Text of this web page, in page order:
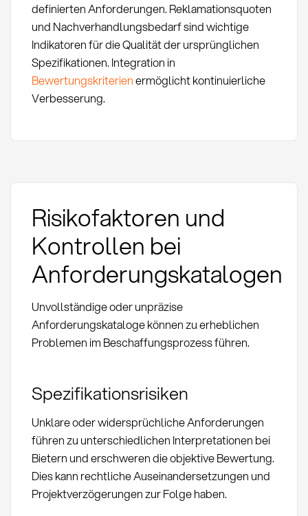
definierten Anforderungen. Reklamationsquoten
und Nachverhandlungsbedarf sind wichtige
Indikatoren für die Qualität der ursprünglichen
Spezifikationen. Integration in
Bewertungskriterienermöglicht kontinuierliche
Verbesserung.
Risikofaktoren und
Kontrollen bei
Anforderungskatalogen
Unvollständige oder unpräzise
Anforderungskataloge können zu erheblichen
Problemen im Beschaffungsprozess führen.
Spezifikationsrisiken
Unklare oder widersprüchliche Anforderungen
führen zu unterschiedlichen Interpretationen bei
Bietern und erschweren die objektive Bewertung.
Dies kann rechtliche Auseinandersetzungen und
Projektverzögerungen zur Folge haben.